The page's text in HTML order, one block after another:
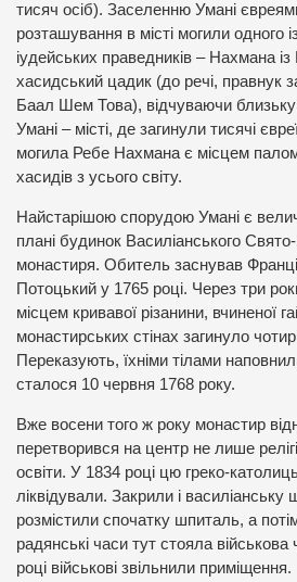
тисяч осіб). Заселенню Умані
розташування в місті могили одного
іудейських праведників – Нахмана
хасидський цадик (до речі, правнук
Баал Шем Това), відчуваючи
Умані – місті, де загинули тисячі
могила Ребе Нахмана є місцем
хасидів з усього світу.
Найстарішою спорудою Умані є
плані будинок Василіанського
монастиря. Обитель заснував
Потоцький у 1765 році. Через три
місцем кривавої різанини, вчиненої
монастирських стінах загинуло
Переказують, їхніми тілами
сталося 10 червня 1768 року.
Вже восени того ж року монастир
перетворився на центр не лише
освіти. У 1834 році цю греко-
ліквідували. Закрили і василіанську
розмістили спочатку шпиталь, а
радянські часи тут стояла
році військові звільнили приміщення.